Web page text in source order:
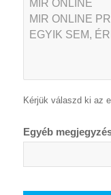
Kérjük válaszd ki az
Egyéb